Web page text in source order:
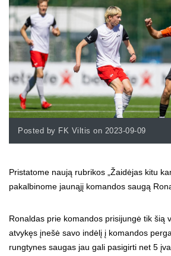
Posted by FK Viltis on 2023-09-09
Pristatome naują rubrikos „Žaidėjas kitu
pakalbinome jaunąjį komandos saugą
Ronaldas prie komandos prisijungė tik šią
atvykęs įnešė savo indėlį į komandos
rungtynes saugas jau gali pasigirti net 5